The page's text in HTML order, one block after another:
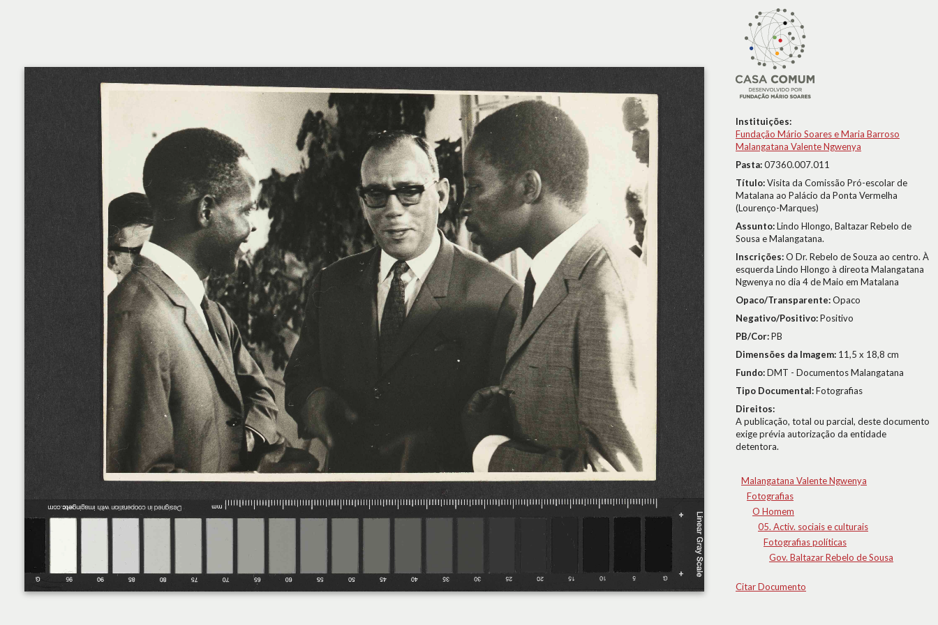
Instituições:
Fundação Mário Soares e Maria Barroso
Malangatana Valente Ngwenya
Pasta:07360.007.011
Título:Visita da Comissão Pró-escolar de
Matalana ao Palácio da Ponta Vermelha
(Lourenço-Marques)
Assunto:Lindo Hlongo, Baltazar Rebelo de
Sousa e Malangatana.
Inscrições:O Dr. Rebelo de Souza ao centro. À
esquerda Lindo Hlongo à direota Malangatana
Ngwenya no dia 4 de Maio em Matalana
Opaco/Transparente:Opaco
Negativo/Positivo:Positivo
PB/Cor:PB
Dimensões da Imagem: 11,5 x 18,8 cm
Fundo:DMT - Documentos Malangatana
Tipo Documental:Fotografias
Direitos:
A publicação, total ou parcial, deste documento
exige prévia autorização da entidade
detentora.
Malangatana Valente Ngwenya
Fotografias
O Homem
05. Activ. sociais e culturais
Fotografias políticas
Gov. Baltazar Rebelo de Sousa
Citar Documento